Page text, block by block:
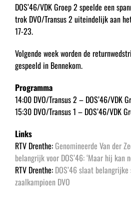
DOS’46/VDK Groep 2 speelde een
trok DVO/Transus 2 uiteindelijk aan
17-23.
Volgende week worden de
gespeeld in Bennekom.
Programma
14:00 DVO/Transus 2 – DOS’46/VDK
15:30 DVO/Transus 1 – DOS’46/VDK
Links
RTV Drenthe:Genomineerde Van der
belangrijk voor DOS’46: ‘Maar hij kan
RTV Drenthe: DOS’46 slaat
zaalkampioen DVO